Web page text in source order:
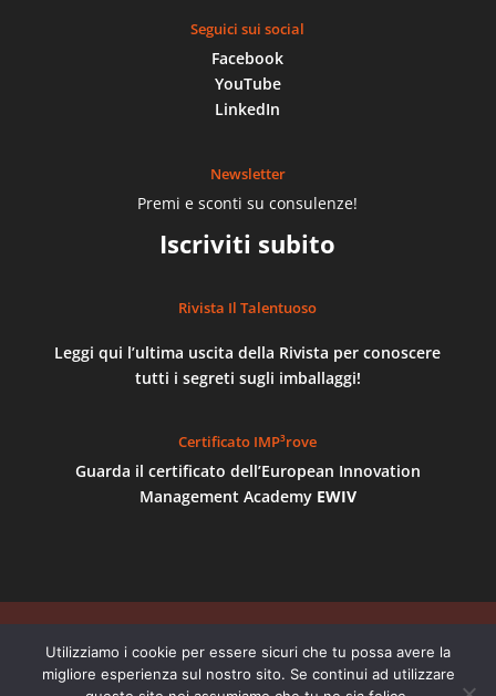
Seguici sui social
Facebook
YouTube
LinkedIn
Newsletter
Premi e sconti su consulenze!
Iscriviti subito
Rivista Il Talentuoso
Leggi qui l’ultima uscita della Rivista per conoscere
tutti i segreti sugli imballaggi!
Certificato IMP³rove
Guarda il certificato dell’European Innovation
Management Academy EWIV
delle IMPRESE di TORINO - NUMERO REA TO 668387
| Via Centallo, 62/29, 10156, Torino - Numeri di
Utilizziamo i cookie per essere sicuri che tu possa avere la
migliore esperienza sul nostro sito. Se continui ad utilizzare